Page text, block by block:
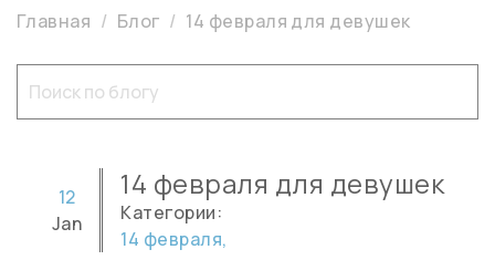
Главная Блог 14 февраля для девушек
14 февраля для девушек
12
Jan
Категории:
14 февраля,